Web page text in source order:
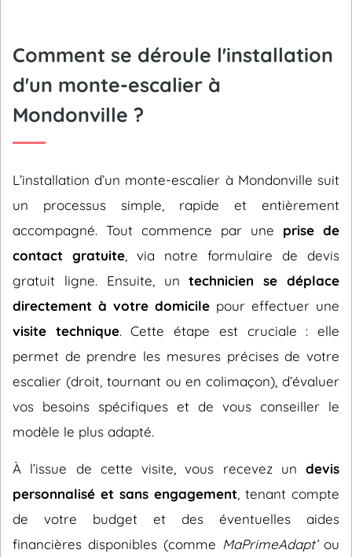
Comment se déroule l'installation
d'un monte-escalier à
Mondonville ?
L’installation d’un monte-escalier à Mondonville suit
un processus simple, rapide et entièrement
accompagné. Tout commence par une prise de
contact gratuite , via notre formulaire de devis
gratuit ligne. Ensuite, untechnicien se déplace
directement à votre domicile pour effectuer une
visite technique. Cette étape est cruciale : elle
permet de prendre les mesures précises de votre
escalier (droit, tournant ou en colimaçon), d’évaluer
vos besoins spécifiques et de vous conseiller le
modèle le plus adapté.
À l’issue de cette visite, vous recevez un devis
personnalisé et sans engagement , tenant compte
de votre budget et des éventuelles aides
financières disponibles (comme MaPrimeAdapt’ou